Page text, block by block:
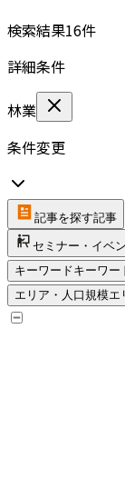
検索結果16件
詳細条件
林業
条件変更
記事を探す記事
セミナー・イベ
キーワードキーワー
エリア・人口規模エ